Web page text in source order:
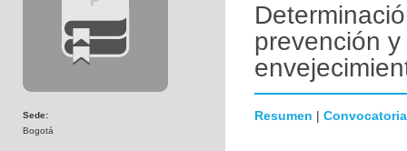
Sede:
Bogotá
prevención
Resumen | Convocatoria